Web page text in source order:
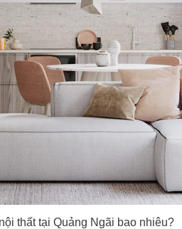
thất tại Quảng Ngãi bao nhiêu?